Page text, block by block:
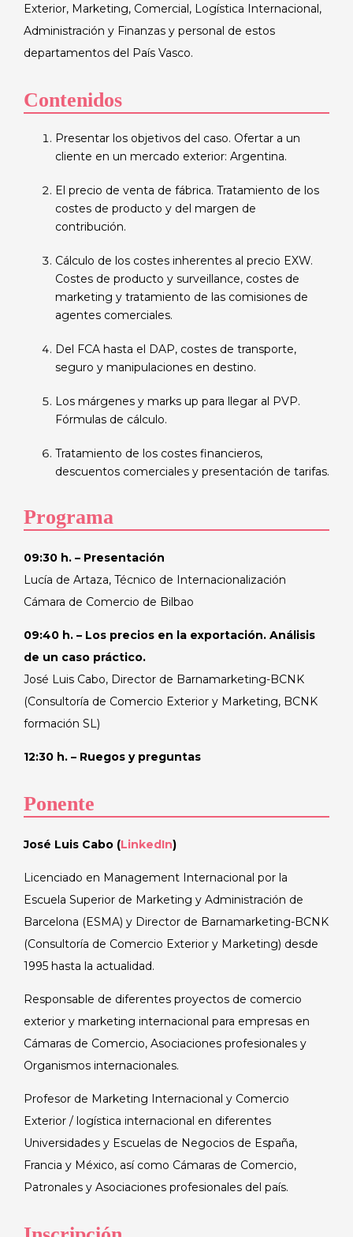
Exterior, Marketing, Comercial, Logística Internacional,
Administración y Finanzas y personal de estos
departamentos del País Vasco.
Contenidos
Presentar los objetivos del caso. Ofertar a un
cliente en un mercado exterior: Argentina.
El precio de venta de fábrica. Tratamiento de los
costes de producto y del margen de
contribución.
Cálculo de los costes inherentes al precio EXW.
Costes de producto y surveillance, costes de
marketing y tratamiento de las comisiones de
agentes comerciales.
Del FCA hasta el DAP, costes de transporte,
seguro y manipulaciones en destino.
Los márgenes y marks up para llegar al PVP.
Fórmulas de cálculo.
Tratamiento de los costes financieros,
descuentos comerciales y presentación de tarifas.
Programa
09:30 h. – Presentación
Lucía de Artaza, Técnico de Internacionalización
Cámara de Comercio de Bilbao
09:40 h. – Los precios en la exportación. Análisis
de un caso práctico.
José Luis Cabo, Director de Barnamarketing-BCNK
(Consultoría de Comercio Exterior y Marketing, BCNK
formación SL)
12:30 h. – Ruegos y preguntas
Ponente
José Luis Cabo (LinkedIn)
Licenciado en Management Internacional por la
Escuela Superior de Marketing y Administración de
Barcelona (ESMA) y Director de Barnamarketing-BCNK
(Consultoría de Comercio Exterior y Marketing) desde
1995 hasta la actualidad.
Responsable de diferentes proyectos de comercio
exterior y marketing internacional para empresas en
Cámaras de Comercio, Asociaciones profesionales y
Organismos internacionales.
Profesor de Marketing Internacional y Comercio
Exterior / logística internacional en diferentes
Universidades y Escuelas de Negocios de España,
Francia y México, así como Cámaras de Comercio,
Patronales y Asociaciones profesionales del país.